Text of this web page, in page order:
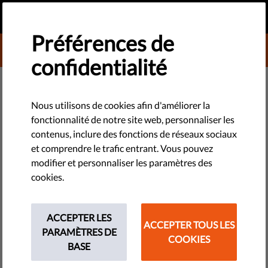
DONATE TO LIBERTIES
Guide de survie face à
l'autoritarisme - Épisode 12
"Ceux qui ne sont pas avec nous sont contre notre nation" :
l'autoritarisme.
by Orsolya Reich
Préférences de
confidentialité
Nous utilisons de cookies afin d'améliorer la
fonctionnalité de notre site web, personnaliser les
contenus, inclure des fonctions de réseaux sociaux
et comprendre le trafic entrant. Vous pouvez
modifier et personnaliser les paramètres des
cookies.
ACCEPTER LES
PARAMÈTRES DE
BASE
ACCEPTER TOUS LES
COOKIES